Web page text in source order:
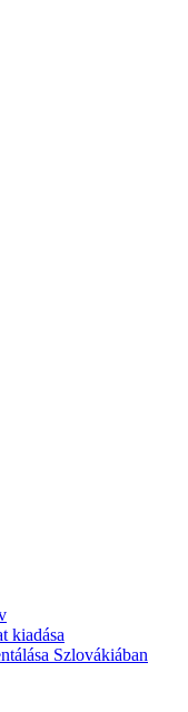
kiadása
Szlovákiában